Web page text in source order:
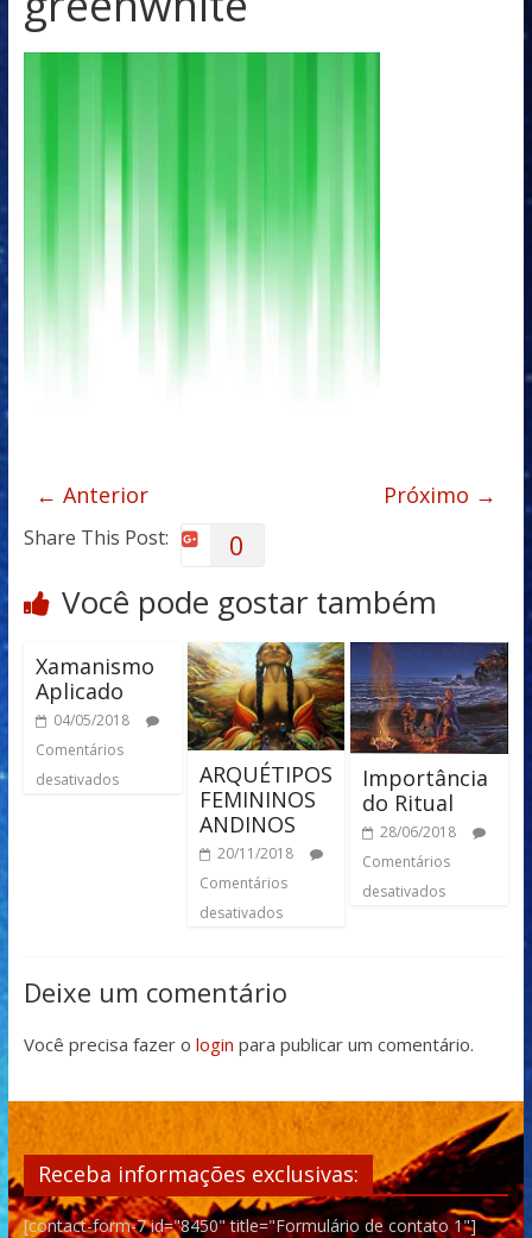
← Anterior Próximo →
Share This Post: 0
Você pode gostar também
Xamanismo
Aplicado
04/05/2018
Comentários
desativados
ARQUÉTIPOS
FEMININOS
ANDINOS
20/11/2018
Comentários
desativados
Importância
do Ritual
28/06/2018
Comentários
desativados
Deixe um comentário
Você precisa fazer o login para publicar um comentário.
Receba informações exclusivas:
[contact-form-7 id="8450" title="Formulário de contato 1"]